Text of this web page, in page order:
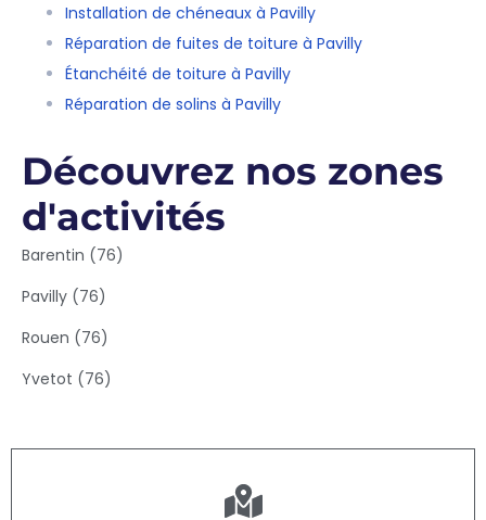
Installation de chéneaux à Pavilly
Réparation de fuites de toiture à Pavilly
Étanchéité de toiture à Pavilly
Réparation de solins à Pavilly
Découvrez nos zones
d'activités
Barentin (76)
Pavilly (76)
Rouen (76)
Yvetot (76)